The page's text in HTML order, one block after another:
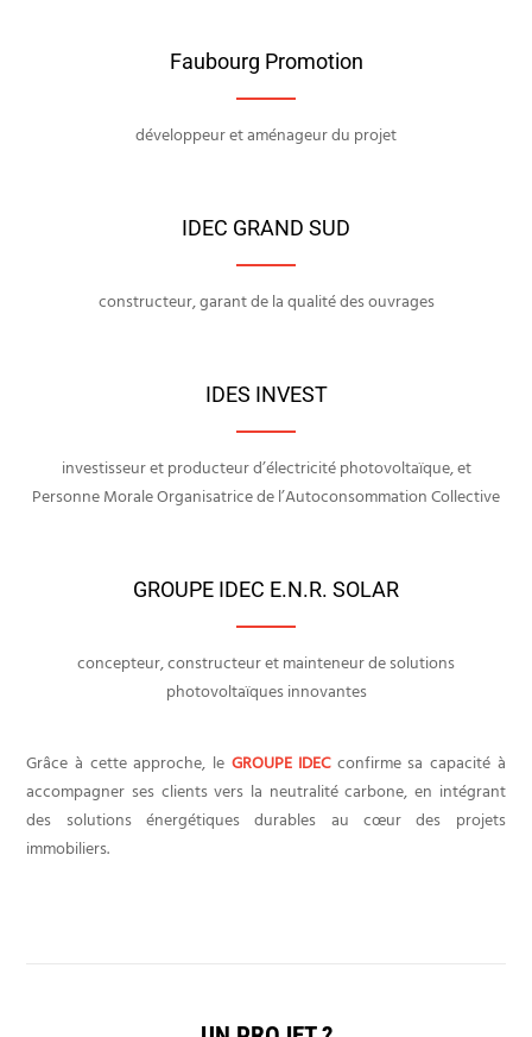
Faubourg Promotion
développeur et aménageur du projet
IDEC GRAND SUD
constructeur, garant de la qualité des ouvrages
IDES INVEST
investisseur et producteur d’électricité photovoltaïque, et
Personne Morale Organisatrice de l’Autoconsommation Collective
GROUPE IDEC E.N.R. SOLAR
concepteur, constructeur et mainteneur de solutions
photovoltaïques innovantes
Grâce à cette approche, le GROUPE IDECconfirme sa capacité à
accompagner ses clients vers la neutralité carbone, en intégrant
des solutions énergétiques durables au cœur des projets
immobiliers.